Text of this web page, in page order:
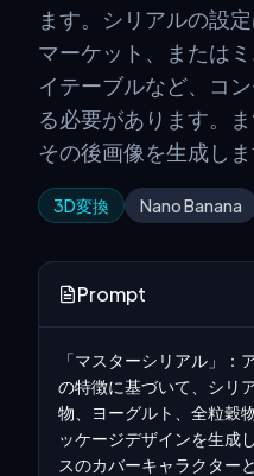
ます。シリアルの設
マーケット、または
イテーブルなど、コ
る必要があります。
その後画像を生成しま
3D変換 Nano Banana
Prompt
「マスターシリアル」：
の特徴に基づいて、シリ
物、ヨーグルト、全粒穀
ッケージデザインを生成
スのカバーキャラクター